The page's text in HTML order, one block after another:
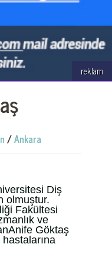
reklam
/Ankara
Diş
olmuştur.
Fakültesi
ve
Göktaş